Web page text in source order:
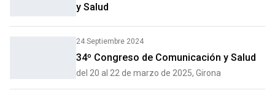
y Salud
24 Septiembre 2024
34º Congreso de Comunicación y Salud
del 20 al 22 de marzo de 2025, Girona